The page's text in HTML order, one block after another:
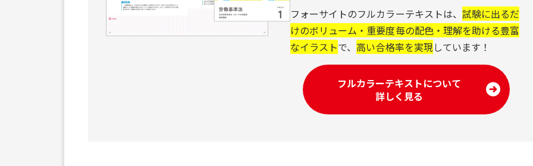
フォーサイトのフルカラーテキストは、 試験に出るだ
けのボリューム・重要度毎の配色・理解を助ける豊富
なイラストで、高い合格率を実現 しています！
フルカラーテキストについて
詳しく見る